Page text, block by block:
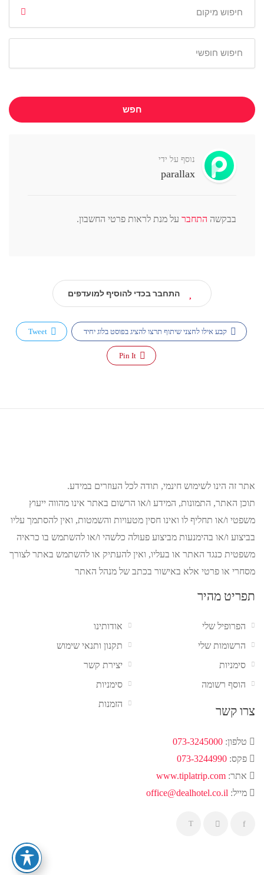
חפש
נוסף על ידי
parallax
בבקשה התחבר על מנת לראות פרטי החשבון.
התחבר בכדי להוסיף למועדפים
קבע אילו לחצני שיתוף תרצו להציג בפוסט בלוג יחיד Tweet
Pin It
אתר זה הינו לשימוש חינמי, תודה לכל העוזרים במידע.
תוכן האתר, התמונות, המידע ו/או הרשום באתר אינו מהווה ייעוץ
משפטי ו/או תחליף לו ואינו חסין מטעויות והשמטות, ואין להסתמך עליו
בביצוע ו/או בהימנעות מביצוע פעולה כלשהי ו/או להשתמש בו כראיה
משפטית כנגד האתר או בעליו, ואין להעתיק או להשתמש באתר לצורך
מסחרי או פרטי אלא באישור בכתב של מנהל האתר
תפריט מהיר
אודותינו
תקנון ותנאי שימוש
יצירת קשר
סימניות
הזמנות
הפרופיל שלי
הרשומות שלי
סימניות
הוסף רשומה
צרו קשר
טלפון: 073-3245000
פקס: 073-3244990
אתר: www.tiplatrip.com
מייל: office@dealhotel.co.il